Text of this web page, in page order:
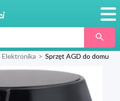
Elektronika > Sprzęt AGD do domu